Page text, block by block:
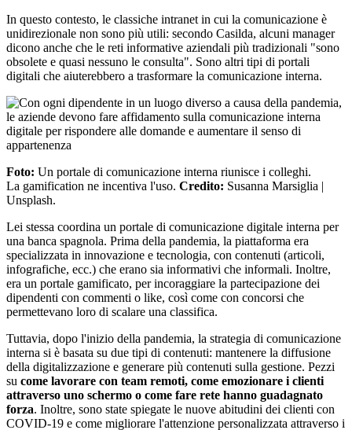
In questo contesto, le classiche intranet in cui la comunicazione è
unidirezionale non sono più utili: secondo Casilda, alcuni manager
dicono anche che le reti informative aziendali più tradizionali "sono
obsolete e quasi nessuno le consulta". Sono altri tipi di portali
digitali che aiuterebbero a trasformare la comunicazione interna.
Foto: Un portale di comunicazione interna riunisce i colleghi.
La gamification ne incentiva l'uso. Credito: Susanna Marsiglia |
Unsplash.
Lei stessa coordina un portale di comunicazione digitale interna per
una banca spagnola. Prima della pandemia, la piattaforma era
specializzata in innovazione e tecnologia, con contenuti (articoli,
infografiche, ecc.) che erano sia informativi che informali. Inoltre,
era un portale gamificato, per incoraggiare la partecipazione dei
dipendenti con commenti o like, così come con concorsi che
permettevano loro di scalare una classifica.
Tuttavia, dopo l'inizio della pandemia, la strategia di comunicazione
interna si è basata su due tipi di contenuti: mantenere la diffusione
della digitalizzazione e generare più contenuti sulla gestione. Pezzi
su come lavorare con team remoti, come emozionare i clienti
attraverso uno schermo o come fare rete hanno guadagnato
forza. Inoltre, sono state spiegate le nuove abitudini dei clienti con
COVID-19 e come migliorare l'attenzione personalizzata attraverso i